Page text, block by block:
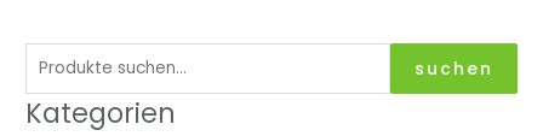
u
c
suchen
Kategorien